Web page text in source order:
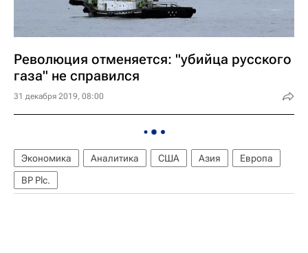
Революция отменяется: "убийца русского
газа" не справился
31 декабря 2019, 08:00
Экономика Аналитика США Азия
Европа
BP Plc.